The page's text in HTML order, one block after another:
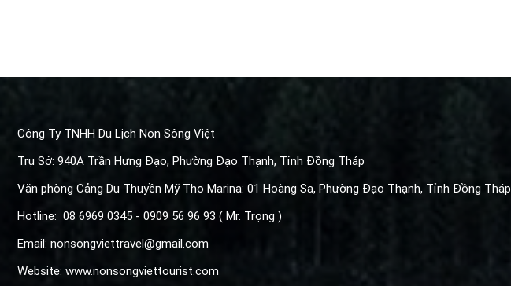
Công Ty TNHH Du Lịch Non Sông Việt
Trụ Sở: 940A Trần Hưng Đạo, Phường Đạo Thạnh, Tỉnh Đồng Tháp
Văn phòng Cảng Du Thuyền Mỹ Tho Marina: 01 Hoàng Sa, Phường Đạo Thạnh, Tỉnh Đồng Tháp
Hotline: 08 6969 0345 - 0909 56 96 93 ( Mr. Trọng )
Email: nonsongviettravel@gmail.com
Website: www.nonsongviettourist.com